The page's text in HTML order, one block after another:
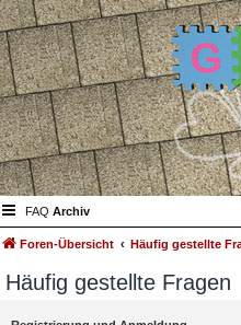
FAQ Archiv
Foren-Übersicht Häufig gestellte
Häufig gestellte Fragen